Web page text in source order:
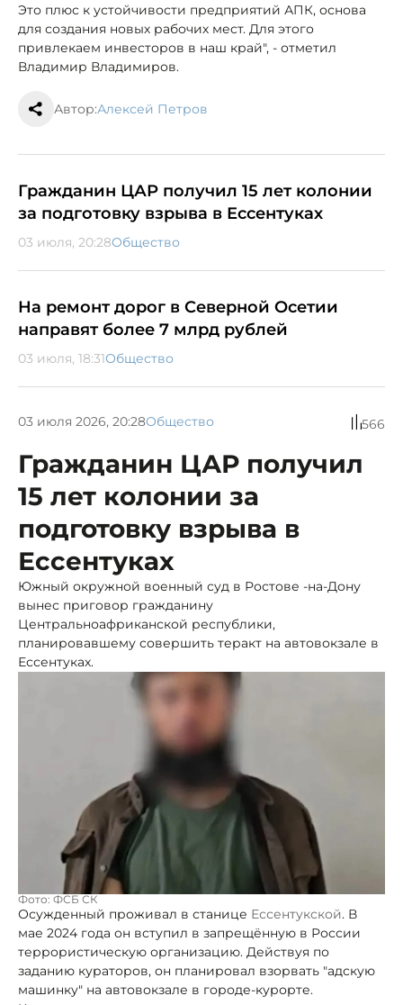
Это плюс к устойчивости предприятий АПК, основа
для создания новых рабочих мест. Для этого
привлекаем инвесторов в наш край", - отметил
Владимир Владимиров.
Автор:Алексей Петров
Гражданин ЦАР получил 15 лет колонии
за подготовку взрыва в Ессентуках
03 июля, 20:28Общество
На ремонт дорог в Северной Осетии
направят более 7 млрд рублей
03 июля, 18:31Общество
03 июля 2026, 20:28Общество 566
Гражданин ЦАР получил
15 лет колонии за
подготовку взрыва в
Ессентуках
Южный окружной военный суд в Ростове -на-Дону
вынес приговор гражданину
Центральноафриканской республики,
планировавшему совершить теракт на автовокзале в
Ессентуках.
Фото: ФСБ СК
Осужденный проживал в станице Ессентукской. В
мае 2024 года он вступил в запрещённую в России
террористическую организацию. Действуя по
заданию кураторов, он планировал взорвать "адскую
машинку" на автовокзале в городе-курорте.